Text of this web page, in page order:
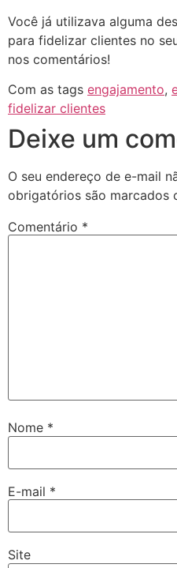
Você já utilizava alguma
para fidelizar clientes no
nos comentários!
Com as tags engajamento,
fidelizar clientes
Deixe um
O seu endereço de e-mail
obrigatórios são marcados
Comentário *
Nome *
E-mail *
Site